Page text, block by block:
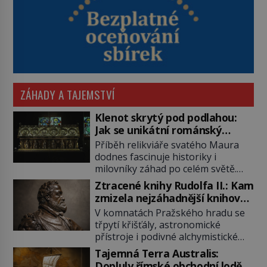
ZÁHADY A TAJEMSTVÍ
Klenot skrytý pod podlahou:
Jak se unikátní románský
poklad dostal do zapadlého
Bečova?
Příběh relikviáře svatého Maura
dodnes fascinuje historiky i
milovníky záhad po celém světě.
Tato románská zlatnická památka
ze 13. století je po českých
korunovačních klenotech druhým
nejcennějším movitým majetkem v
České republice. Přestože byl
klenot v roce 1985 po dramatickém
pátrání kriminalistů úspěšně
nalezen, jeho minulost stále
Ztracené knihy Rudolfa II.: Kam
zmizela nejzáhadnější knihovna
Evropy?
V komnatách Pražského hradu se
třpytí křišťály, astronomické
přístroje i podivné alchymistické
rukopisy. Císař Rudolf II.
shromažďuje vše, co souvisí s
Tajemná Terra Australis: